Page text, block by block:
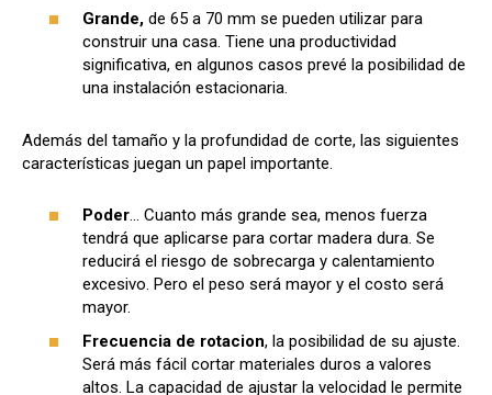
Grande, de 65 a 70 mm se pueden utilizar para
construir una casa. Tiene una productividad
significativa, en algunos casos prevé la posibilidad de
una instalación estacionaria.
Además del tamaño y la profundidad de corte, las siguientes
características juegan un papel importante.
Poder... Cuanto más grande sea, menos fuerza
tendrá que aplicarse para cortar madera dura. Se
reducirá el riesgo de sobrecarga y calentamiento
excesivo. Pero el peso será mayor y el costo será
mayor.
Frecuencia de rotacion, la posibilidad de su ajuste.
Será más fácil cortar materiales duros a valores
altos. La capacidad de ajustar la velocidad le permite